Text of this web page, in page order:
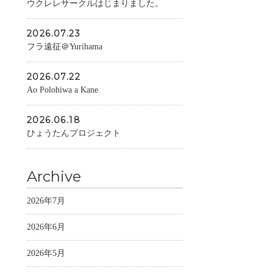
ウクレレサークルはじまりました。
2026.07.23
フラ遠征＠Yurihama
2026.07.22
Ao Polohiwa a Kane
2026.06.18
ひょうたんプロジェクト
Archive
2026年7月
2026年6月
2026年5月